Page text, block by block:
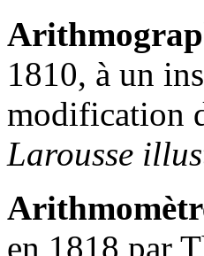
1810, à un
modification
Larousse
en 1818 par